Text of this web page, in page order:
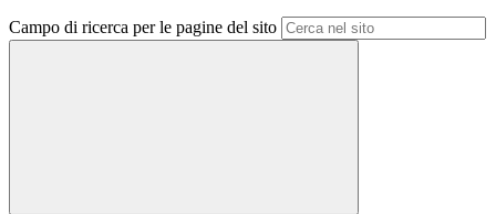
Campo di ricerca per le pagine del sito